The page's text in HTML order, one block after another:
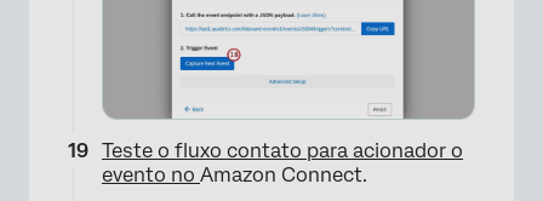
Teste o fluxo contato para acionador o
evento no Amazon Connect.